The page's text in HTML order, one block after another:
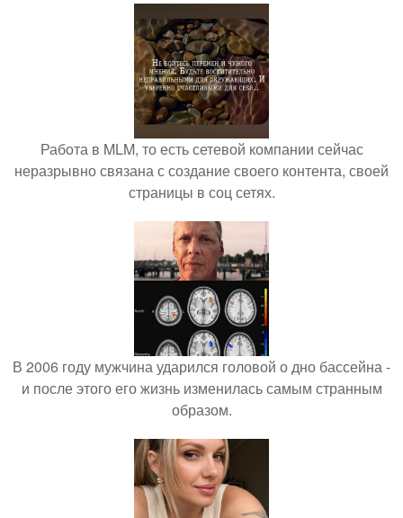
Работа в MLM, то есть сетевой компании сейчас
неразрывно связана с создание своего контента, своей
страницы в соц сетях.
В 2006 году мужчина ударился головой о дно бассейна -
и после этого его жизнь изменилась самым странным
образом.